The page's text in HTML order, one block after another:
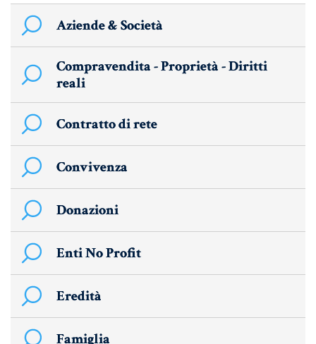
UNIONI CIVILI & CONVIVENZE
EREDITÀ & TESTAMENTO
TESTAMENTO DI VITA
Donazioni, Trust, Tutela del
Patrimonio
DONAZIONI
PATTO DI FAMIGLIA
TRUST E AFFIDAMENTO FIDUCIARIO
Aziende e società
Aziende & Società
Compravendita - Proprietà - Diritti
reali
Contratto di rete
Convivenza
Donazioni
Enti No Profit
Eredità
Famiglia